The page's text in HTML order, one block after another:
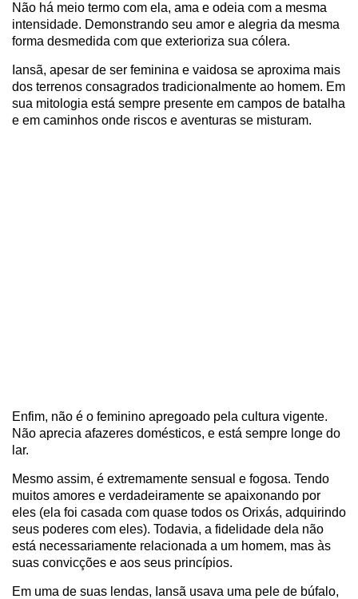
Não há meio termo com ela, ama e odeia com a mesma
intensidade. Demonstrando seu amor e alegria da mesma
forma desmedida com que exterioriza sua cólera.
Iansã, apesar de ser feminina e vaidosa se aproxima mais
dos terrenos consagrados tradicionalmente ao homem. Em
sua mitologia está sempre presente em campos de batalha
e em caminhos onde riscos e aventuras se misturam.
Enfim, não é o feminino apregoado pela cultura vigente.
Não aprecia afazeres domésticos, e está sempre longe do
lar.
Mesmo assim, é extremamente sensual e fogosa. Tendo
muitos amores e verdadeiramente se apaixonando por
eles (ela foi casada com quase todos os Orixás, adquirindo
seus poderes com eles). Todavia, a fidelidade dela não
está necessariamente relacionada a um homem, mas às
suas convicções e aos seus princípios.
Em uma de suas lendas, Iansã usava uma pele de búfalo,